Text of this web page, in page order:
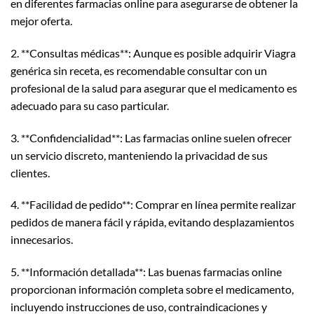
en diferentes farmacias online para asegurarse de obtener la
mejor oferta.
2. **Consultas médicas**: Aunque es posible adquirir Viagra
genérica sin receta, es recomendable consultar con un
profesional de la salud para asegurar que el medicamento es
adecuado para su caso particular.
3. **Confidencialidad**: Las farmacias online suelen ofrecer
un servicio discreto, manteniendo la privacidad de sus
clientes.
4. **Facilidad de pedido**: Comprar en línea permite realizar
pedidos de manera fácil y rápida, evitando desplazamientos
innecesarios.
5. **Información detallada**: Las buenas farmacias online
proporcionan información completa sobre el medicamento,
incluyendo instrucciones de uso, contraindicaciones y